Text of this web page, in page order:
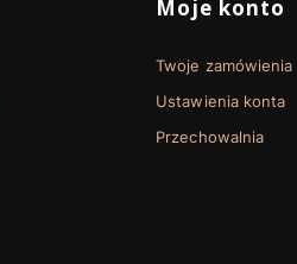
Moje konto
Twoje zamówienia
Ustawienia konta
Przechowalnia